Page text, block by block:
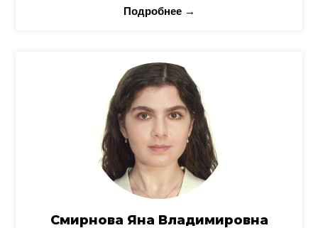
Подробнее →
Смирнова Яна Владимировна